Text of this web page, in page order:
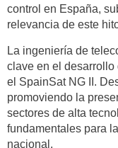
control en España,
relevancia de este
La ingeniería de
clave en el desarrollo
el SpainSat NG II.
promoviendo la
sectores de alta
fundamentales para
nacional.